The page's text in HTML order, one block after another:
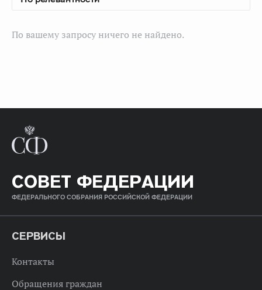
По вашему запросу ничего не найдено.
СОВЕТ ФЕДЕРАЦИИ
ФЕДЕРАЛЬНОГО СОБРАНИЯ РОССИЙСКОЙ ФЕДЕРАЦИИ
СЕРВИСЫ
Контакты
Обращения граждан